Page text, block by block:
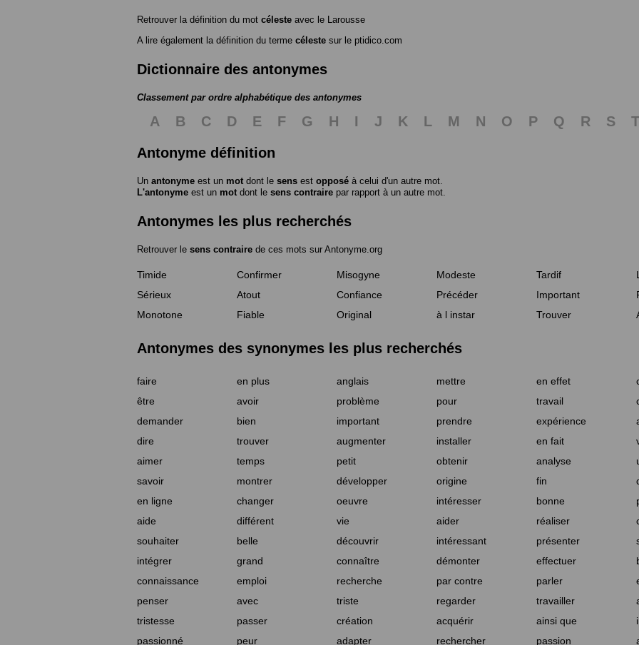
Retrouver la définition du mot céleste avec le Larousse
A lire également la définition du terme céleste sur le ptidico.com
Dictionnaire des antonymes
Classement par ordre alphabétique des antonymes
A B C D E F G H I J K L M N O P Q R S T
Antonyme définition
Un antonyme est un mot dont le sens est opposé à celui d'un autre mot.
L'antonyme est un mot dont le sens contraire par rapport à un autre mot.
Antonymes les plus recherchés
Retrouver le sens contraire de ces mots sur Antonyme.org
Timide Confirmer Misogyne Modeste Tardif
Sérieux
Atout Confiance Précéder Important
Monotone
Fiable Original à l instar Trouver
Antonymes des synonymes les plus recherchés
faire en plus anglais mettre en effet
être
avoir problème pour travail
demander
bien important prendre expérience
dire
trouver augmenter installer en fait
aimer
temps petit obtenir analyse
savoir
montrer développer origine fin
en ligne
changer oeuvre intéresser bonne
aide
différent vie aider réaliser
souhaiter
belle découvrir intéressant présenter
intégrer
grand connaître démonter effectuer
connaissance
emploi recherche par contre parler
penser
avec triste regarder travailler
tristesse
passer création acquérir ainsi que
passionné
peur adapter rechercher passion